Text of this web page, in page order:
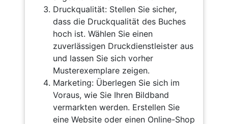
Druckqualität: Stellen Sie sicher,
dass die Druckqualität des Buches
hoch ist. Wählen Sie einen
zuverlässigen Druckdienstleister aus
und lassen Sie sich vorher
Musterexemplare zeigen.
Marketing: Überlegen Sie sich im
Voraus, wie Sie Ihren Bildband
vermarkten werden. Erstellen Sie
eine Website oder einen Online-Shop